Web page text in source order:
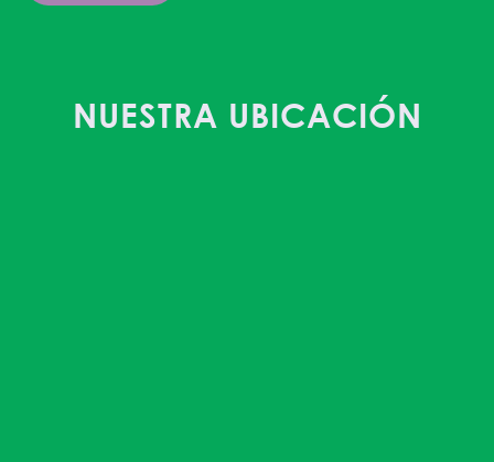
NUESTRA UBICACIÓN